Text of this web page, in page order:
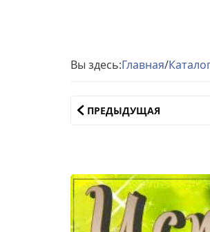
Вы здесь:Главная/
ПРЕДЫДУЩАЯ